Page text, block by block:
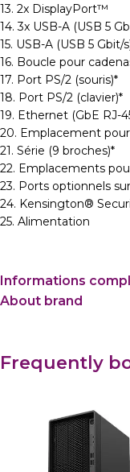
13. 2x DisplayPort™
14. 3x USB-A (USB 5
15. USB-A (USB 5
16. Boucle pour
17. Port PS/2 (souris)*
18. Port PS/2 (clavier)*
19. Ethernet (GbE RJ-
20. Emplacement
21. Série (9 broches)*
22. Emplacements
23. Ports optionnels
24. Kensington®
25. Alimentation
Informations
About brand
Frequently